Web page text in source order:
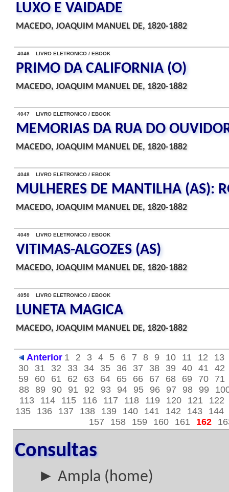
LUXO E VAIDADE
MACEDO, JOAQUIM MANUEL DE, 1820-1882
4046 LIVRO ELETRONICO / EBOOK
PRIMO DA CALIFORNIA (O)
MACEDO, JOAQUIM MANUEL DE, 1820-1882
4047 LIVRO ELETRONICO / EBOOK
MEMORIAS DA RUA DO
MACEDO, JOAQUIM MANUEL DE, 1820-1882
4048 LIVRO ELETRONICO / EBOOK
MULHERES DE MANTILHA (AS):
MACEDO, JOAQUIM MANUEL DE, 1820-1882
4049 LIVRO ELETRONICO / EBOOK
VITIMAS-ALGOZES (AS)
MACEDO, JOAQUIM MANUEL DE, 1820-1882
4050 LIVRO ELETRONICO / EBOOK
LUNETA MAGICA
MACEDO, JOAQUIM MANUEL DE, 1820-1882
Anterior 1 2 3 4 5 6 7 8 9 10 11 12
13
30
31 32 33 34 35 36 37 38 39 40 41
42
59
60 61 62 63 64 65 66 67 68 69 70
71
88 89 90 91 92 93 94 95 96 97 98 99
113
114 115 116 117 118 119 120 121
122
135
136 137 138 139 140 141 142 143
144
157
158 159 160 161 162
Consultas
► Ampla (home)